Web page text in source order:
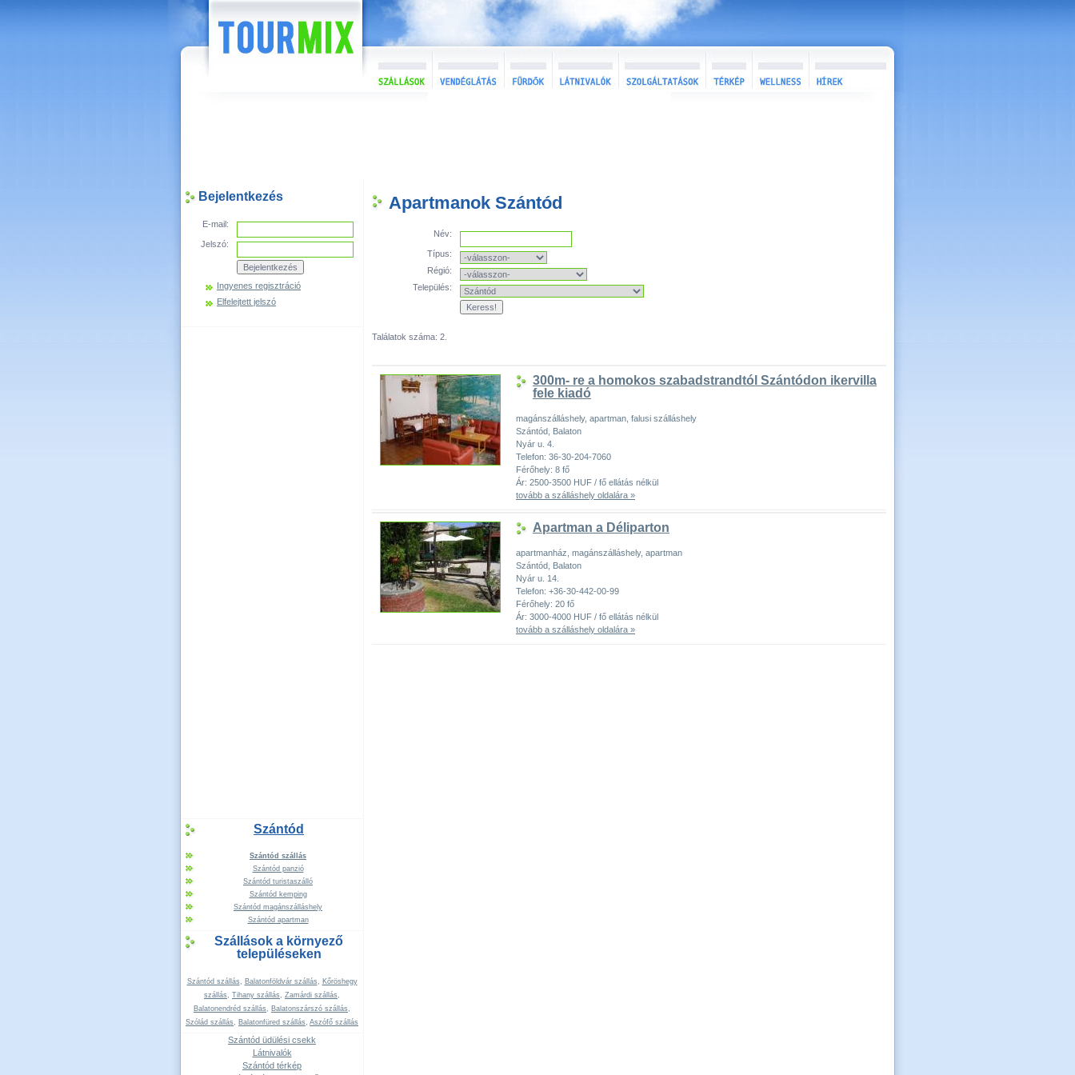
Bejelentkezés
E-mail:
Jelszó:
Ingyenes regisztráció
Elfelejtett jelszó
Szántód
Szántód szállás
Szántód panzió
Szántód turistaszálló
Szántód kemping
Szántód magánszálláshely
Szántód apartman
Szállások a környező
településeken
Szántód szállás, Balatonföldvár szállás, Kőröshegy
szállás, Tihany szállás, Zamárdi szállás,
Balatonendréd szállás, Balatonszárszó szállás,
Szólád szállás, Balatonfüred szállás, Aszófő szállás
Szántód üdülési csekk
Látnivalók
Szántód térkép
Apartmanok Szántód
Név:
Típus:
Régió:
Település:
Találatok száma: 2.
300m- re a homokos szabadstrandtól Szántódon ikervilla
fele kiadó
magánszálláshely, apartman, falusi szálláshely
Szántód, Balaton
Nyár u. 4.
Telefon: 36-30-204-7060
Férőhely: 8 fő
Ár: 2500-3500 HUF / fő ellátás nélkül
tovább a szálláshely oldalára »
Apartman a Déliparton
apartmanház, magánszálláshely, apartman
Szántód, Balaton
Nyár u. 14.
Telefon: +36-30-442-00-99
Férőhely: 20 fő
Ár: 3000-4000 HUF / fő ellátás nélkül
tovább a szálláshely oldalára »